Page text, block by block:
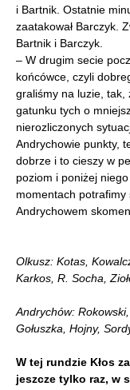
i Bartnik. Ostatnie
zaatakował Barczyk.
Bartnik i Barczyk.
– W drugim secie
końcówce, czyli
graliśmy na luzie, tak,
gatunku tych o
nierozliczonych
Andrychowie punkty,
dobrze i to cieszy w
poziom i poniżej
momentach
Andrychowem
Olkusz: Kotas,
Karkos, R. Socha,
Andrychów:
Gołuszka, Hojny,
W tej rundzie Kłos
jeszcze tylko raz, w